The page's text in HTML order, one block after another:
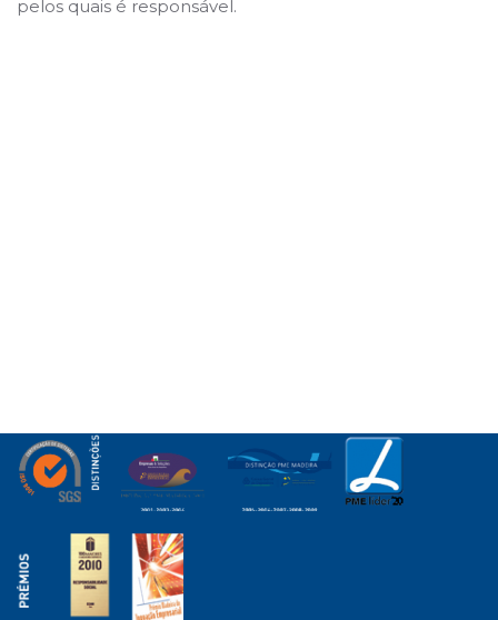
pelos quais é responsável.